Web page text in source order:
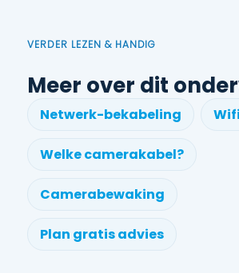
VERDER LEZEN & HANDIG
Meer over dit
Netwerk-bekabeling
Welke camerakabel?
Camerabewaking
Plan gratis advies